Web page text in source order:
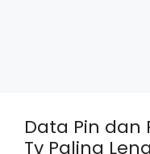
Data Pin dan
Tv Paling